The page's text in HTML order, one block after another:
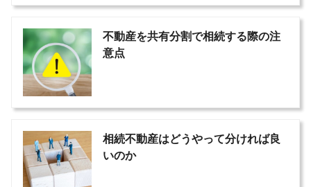
不動産を共有分割で相続する際の注
意点
相続不動産はどうやって分ければ良
いのか